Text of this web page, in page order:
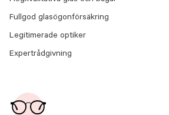
Fullgod glasögonförsäkring
Legitimerade optiker
Expertrådgivning